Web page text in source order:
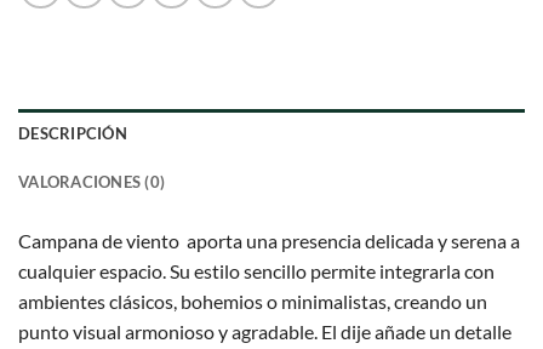
DESCRIPCIÓN
VALORACIONES (0)
Campana de viento aporta una presencia delicada y serena a
cualquier espacio. Su estilo sencillo permite integrarla con
ambientes clásicos, bohemios o minimalistas, creando un
punto visual armonioso y agradable. El dije añade un detalle